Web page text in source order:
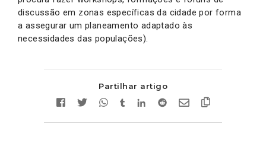
discussão em zonas específicas da cidade por forma
a assegurar um planeamento adaptado às
necessidades das populações).
Partilhar artigo